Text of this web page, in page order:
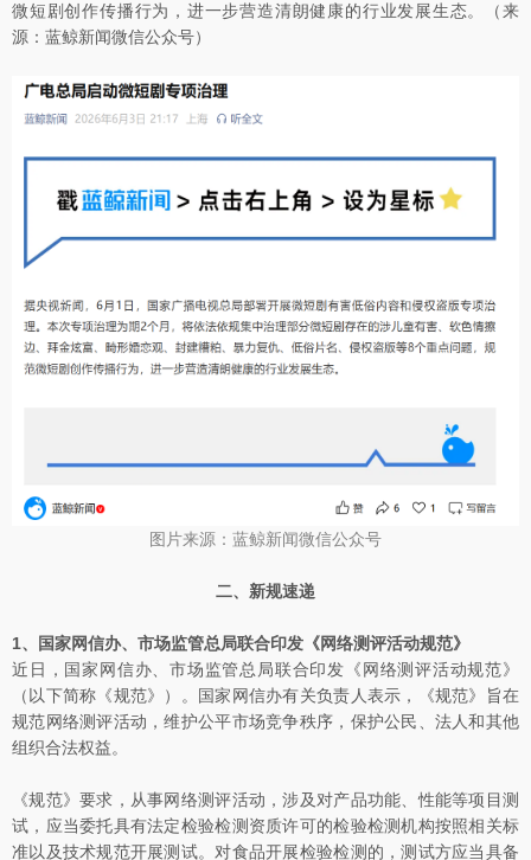
微短剧创作传播行为，进一步营造清朗健康的行业发展生态。（来
源：蓝鲸新闻微信公众号）
图片来源：蓝鲸新闻微信公众号
二、新规速递
1、国家网信办、市场监管总局联合印发《网络测评活动规范》
近日，国家网信办、市场监管总局联合印发《网络测评活动规范》
（以下简称《规范》）。国家网信办有关负责人表示，《规范》旨在
规范网络测评活动，维护公平市场竞争秩序，保护公民、法人和其他
组织合法权益。
《规范》要求，从事网络测评活动，涉及对产品功能、性能等项目测
试，应当委托具有法定检验检测资质许可的检验检测机构按照相关标
准以及技术规范开展测试。对食品开展检验检测的，测试方应当具备